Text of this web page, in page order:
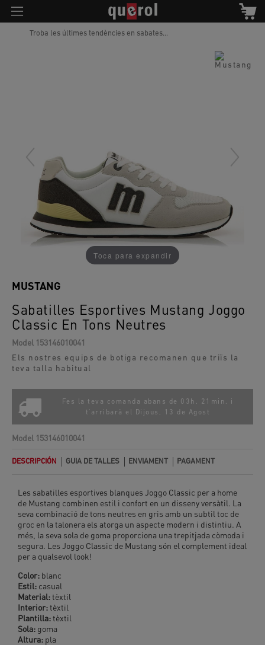
Troba les últimes tendències en sabates...
Toca para expandir
Sabatilles Esportives Mustang Joggo
Classic En Tons Neutres
MUSTANG
Model 153146010041
Els nostres equips de botiga recomanen que triïs la
teva talla habitual
Fes la teva comanda abans de 03h. 21min. i
t'arribarà el
Dijous, 13 de Agost
Model 153146010041
DESCRIPCIÓN GUIA DE TALLES ENVIAMENT PAGAMENT
Les sabatilles esportives blanques Joggo Classic per a home
de Mustang combinen estil i confort en un disseny versàtil. La
seva combinació de tons neutres en gris amb un subtil toc de
groc en la talonera els atorga un aspecte modern i distintiu. A
més, la seva sola de goma proporciona una trepitjada còmoda i
segura. Les Joggo Classic de Mustang són el complement ideal
per a qualsevol look!
Color: blanc
Estil: casual
Material:tèxtil
Interior:tèxtil
Plantilla:tèxtil
Sola: goma
Altura: pla